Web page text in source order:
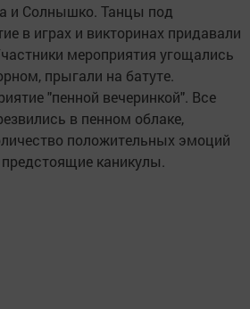
и Солнышко. Танцы под
в играх и викторинах придавали
мероприятия угощались
прыгали на батуте.
"пенной вечеринкой". Все
в пенном облаке,
положительных эмоций
каникулы.